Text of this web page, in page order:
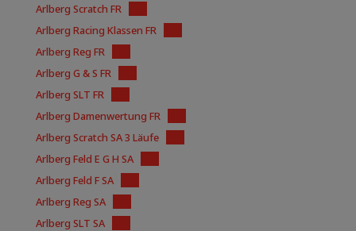
Arlberg Scratch FR
Arlberg Racing Klassen FR
Arlberg Reg FR
Arlberg G & S FR
Arlberg SLT FR
Arlberg Damenwertung FR
Arlberg Scratch SA 3 Läufe
Arlberg Feld E G H SA
Arlberg Feld F SA
Arlberg Reg SA
Arlberg SLT SA